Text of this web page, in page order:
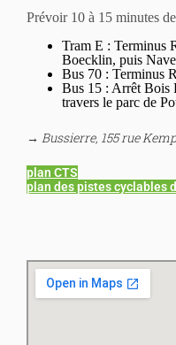
Prévoir 10 à 15 minutes
Tram E : Terminus
Boecklin, puis
Bus 70 : Terminus
Bus 15 : Arrêt Bois
travers le parc de
→ Bussierre, 155 rue
plan CTS
plan des pistes cyclables